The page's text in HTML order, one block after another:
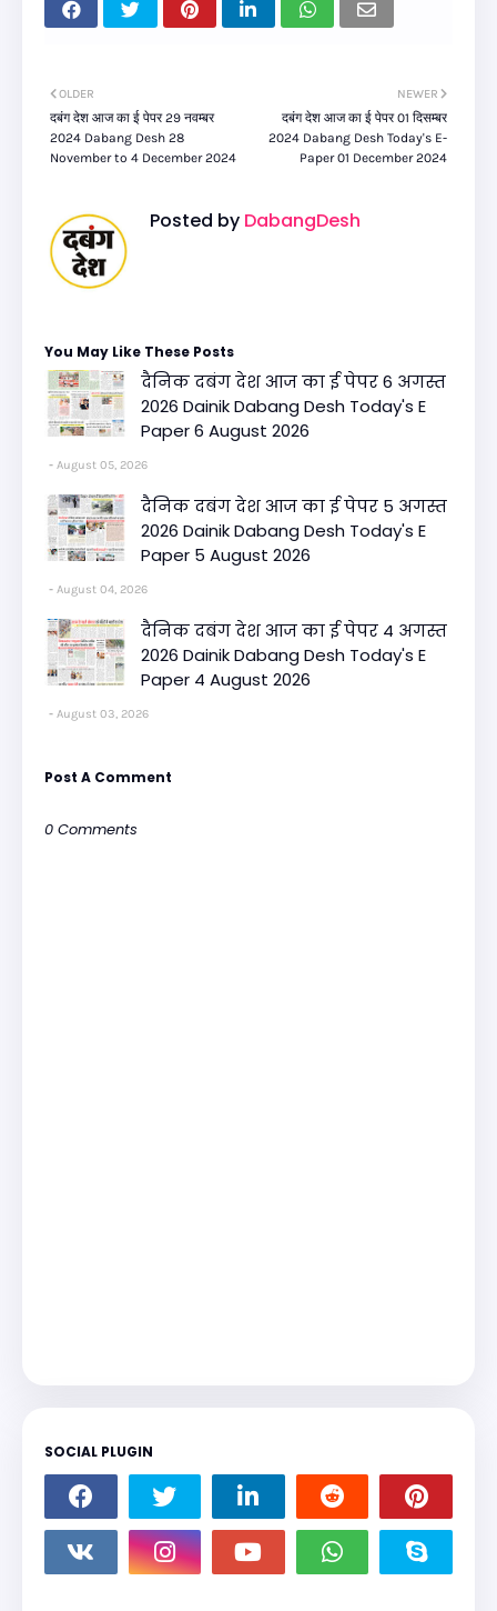
NEWER
दबंग देश आज का ई पेपर 01 दिसम्बर
2024 Dabang Desh Today's E-
Paper 01 December 2024
OLDER
दबंग देश आज का ई पेपर 29 नवम्बर
2024 Dabang Desh 28
November to 4 December 2024
Posted by DabangDesh
You May Like These Posts
दैनिक दबंग देश आज का ई पेपर 6 अगस्त
2026 Dainik Dabang Desh Today's E
Paper 6 August 2026
August 05, 2026
दैनिक दबंग देश आज का ई पेपर 5 अगस्त
2026 Dainik Dabang Desh Today's E
Paper 5 August 2026
August 04, 2026
दैनिक दबंग देश आज का ई पेपर 4 अगस्त
2026 Dainik Dabang Desh Today's E
Paper 4 August 2026
August 03, 2026
Post A Comment
0 Comments
SOCIAL PLUGIN